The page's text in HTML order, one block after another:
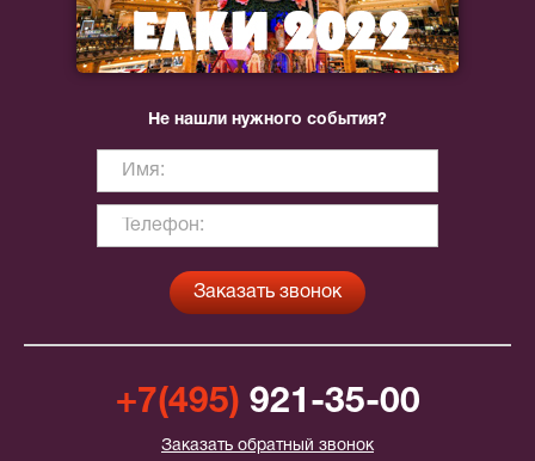
Не нашли нужного события?
+7(495) 921-35-00
Заказать обратный звонок